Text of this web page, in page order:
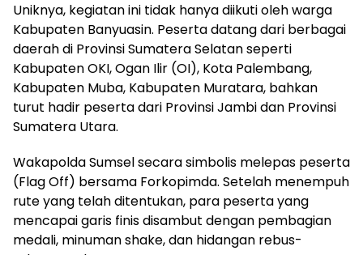
Uniknya, kegiatan ini tidak hanya diikuti oleh warga
Kabupaten Banyuasin. Peserta datang dari berbagai
daerah di Provinsi Sumatera Selatan seperti
Kabupaten OKI, Ogan Ilir (OI), Kota Palembang,
Kabupaten Muba, Kabupaten Muratara, bahkan
turut hadir peserta dari Provinsi Jambi dan Provinsi
Sumatera Utara.
Wakapolda Sumsel secara simbolis melepas peserta
(Flag Off) bersama Forkopimda. Setelah menempuh
rute yang telah ditentukan, para peserta yang
mencapai garis finis disambut dengan pembagian
medali, minuman shake, dan hidangan rebus-